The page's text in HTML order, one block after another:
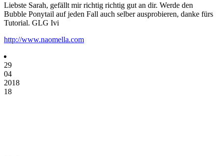
Liebste Sarah, gefällt mir richtig richtig gut an dir. Werde den
Bubble Ponytail auf jeden Fall auch selber ausprobieren, danke fürs
Tutorial. GLG Ivi
http://www.naomella.com
29
04
2018
18